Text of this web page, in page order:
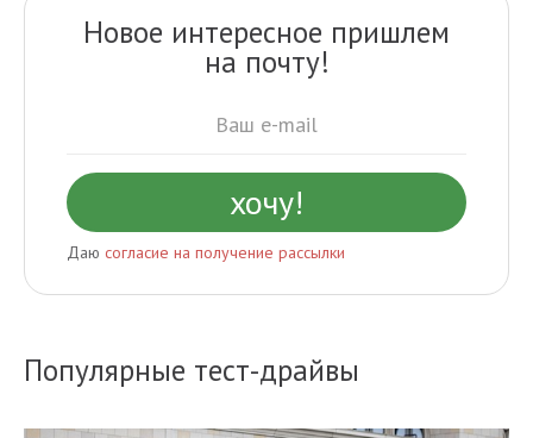
Новое интересное пришлем
на почту!
Даю согласие на получение рассылки
Популярные тест-драйвы